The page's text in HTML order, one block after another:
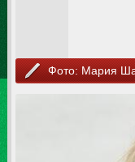
Фото: Мария